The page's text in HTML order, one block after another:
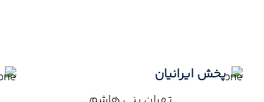
پخش ایرانیان